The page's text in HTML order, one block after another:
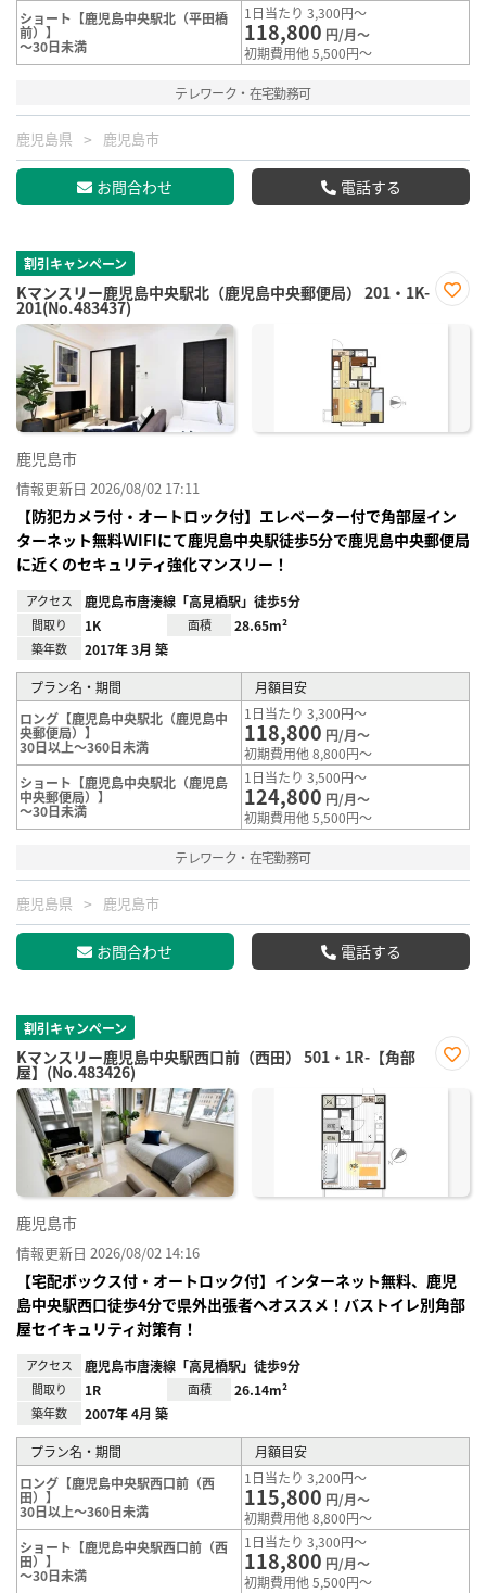
ショート【鹿児島中央駅北（平田橋
前）】
～30日未満
1日当たり 3,300円～
118,800 円/月～
初期費用他 5,500円～
テレワーク・在宅勤務可
鹿児島県 鹿児島市
お問合わせ 電話する
割引キャンペーン
Kマンスリー鹿児島中央駅北（鹿児島中央郵便局） 201・1K-
201(No.483437)
に入
鹿児島市
情報更新日 2026/08/02 17:11
【防犯カメラ付・オートロック付】エレベーター付で角部屋イン
ターネット無料ＷIFIにて鹿児島中央駅徒歩5分で鹿児島中央郵便局
に近くのセキュリティ強化マンスリー！
アクセス 鹿児島市唐湊線「高見橋駅」徒歩5分
間取り 1K 面積 28.65m²
築年数 2017年 3月 築
プラン名・期間
月額目安
ロング【鹿児島中央駅北（鹿児島中
央郵便局）】
30日以上～360日未満
1日当たり 3,300円～
118,800 円/月～
初期費用他 8,800円～
ショート【鹿児島中央駅北（鹿児島
中央郵便局）】
～30日未満
1日当たり 3,500円～
124,800 円/月～
初期費用他 5,500円～
テレワーク・在宅勤務可
鹿児島県 鹿児島市
お問合わせ 電話する
割引キャンペーン
Kマンスリー鹿児島中央駅西口前（西田） 501・1R-【角部
屋】(No.483426)
に入
鹿児島市
情報更新日 2026/08/02 14:16
【宅配ボックス付・オートロック付】インターネット無料、鹿児
島中央駅西口徒歩4分で県外出張者へオススメ！バストイレ別角部
屋セイキュリティ対策有！
アクセス 鹿児島市唐湊線「高見橋駅」徒歩9分
間取り 1R 面積 26.14m²
築年数 2007年 4月 築
プラン名・期間
月額目安
ロング【鹿児島中央駅西口前（西
田）】
30日以上～360日未満
1日当たり 3,200円～
115,800 円/月～
初期費用他 8,800円～
ショート【鹿児島中央駅西口前（西
田）】
～30日未満
1日当たり 3,300円～
118,800 円/月～
初期費用他 5,500円～